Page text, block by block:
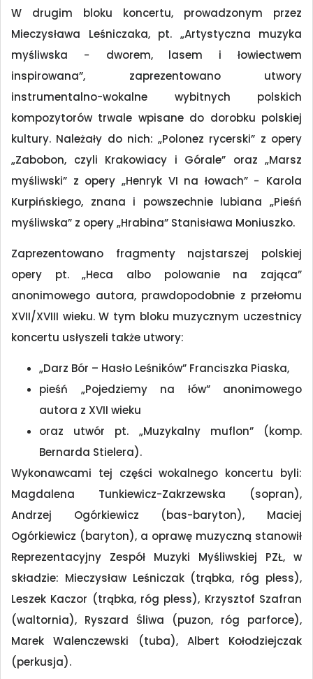
W drugim bloku koncertu, prowadzonym przez
Mieczysława Leśniczaka, pt. „Artystyczna muzyka
myśliwska − dworem, lasem i łowiectwem
inspirowana”, zaprezentowano utwory
instrumentalno-wokalne wybitnych polskich
kompozytorów trwale wpisane do dorobku polskiej
kultury. Należały do nich: „Polonez rycerski” z opery
„Zabobon, czyli Krakowiacy i Górale” oraz „Marsz
myśliwski” z opery „Henryk VI na łowach” − Karola
Kurpińskiego, znana i powszechnie lubiana „Pieśń
myśliwska” z opery „Hrabina” Stanisława Moniuszko.
Zaprezentowano fragmenty najstarszej polskiej
opery pt. „Heca albo polowanie na zająca”
anonimowego autora, prawdopodobnie z przełomu
XVII/XVIII wieku. W tym bloku muzycznym uczestnicy
koncertu usłyszeli także utwory:
„Darz Bór – Hasło Leśników” Franciszka Piaska,
pieśń „Pojedziemy na łów” anonimowego
autora z XVII wieku
oraz utwór pt. „Muzykalny muflon” (komp.
Bernarda Stielera).
Wykonawcami tej części wokalnego koncertu byli:
Magdalena Tunkiewicz-Zakrzewska (sopran),
Andrzej Ogórkiewicz (bas-baryton), Maciej
Ogórkiewicz (baryton), a oprawę muzyczną stanowił
Reprezentacyjny Zespół Muzyki Myśliwskiej PZŁ, w
składzie: Mieczysław Leśniczak (trąbka, róg pless),
Leszek Kaczor (trąbka, róg pless), Krzysztof Szafran
(waltornia), Ryszard Śliwa (puzon, róg parforce),
Marek Walenczewski (tuba), Albert Kołodziejczak
(perkusja).